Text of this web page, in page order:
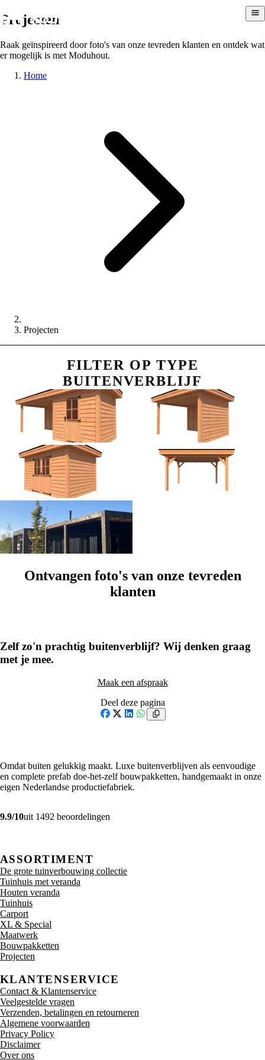
Projecten
Raak geïnspireerd door foto's van onze tevreden klanten en ontdek wat
er mogelijk is met Moduhout.
Home
Projecten
FILTER OP TYPE
BUITENVERBLIJF
Tuinhuis met veranda Houten veranda
Tuinhuis
XL & Special
Ontvangen foto's van onze tevreden
klanten
Zelf zo'n prachtig buitenverblijf? Wij denken graag
met je mee.
Maak een afspraak
Deel deze pagina
LinkedIn
WhatsApp
Omdat buiten gelukkig maakt. Luxe buitenverblijven als eenvoudige
en complete prefab doe-het-zelf bouwpakketten, handgemaakt in onze
eigen Nederlandse productiefabriek.
9.9/10uit 1492 beoordelingen
ASSORTIMENT
De grote tuinverbouwing collectie
Tuinhuis met veranda
Houten veranda
Tuinhuis
Carport
XL & Special
Maatwerk
Bouwpakketten
Projecten
KLANTENSERVICE
Contact & Klantenservice
Veelgestelde vragen
Verzenden, betalingen en retourneren
Algemene voorwaarden
Privacy Policy
Disclaimer
Over ons